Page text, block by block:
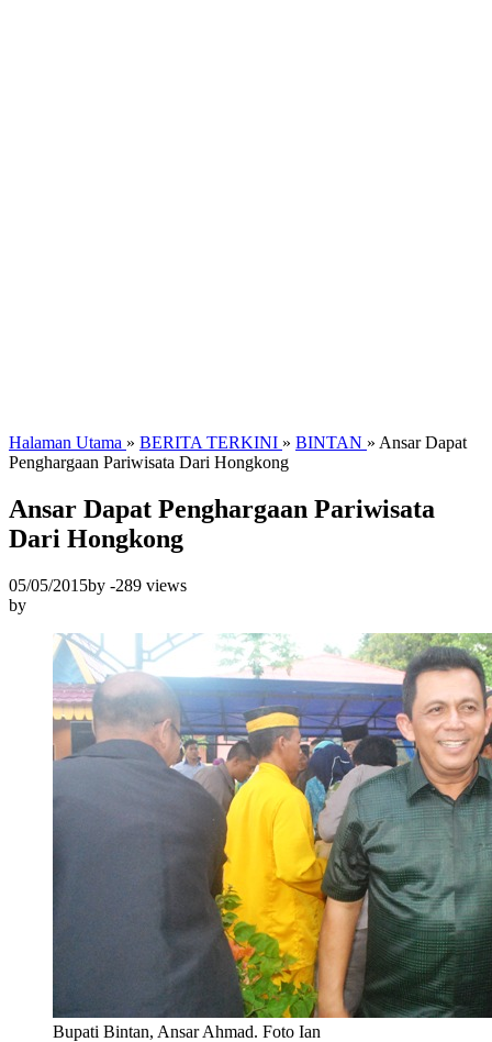
Halaman Utama » BERITA TERKINI » BINTAN » Ansar Dapat
Penghargaan Pariwisata Dari Hongkong
Ansar Dapat Penghargaan Pariwisata
Dari Hongkong
05/05/2015by -289 views
by
Bupati Bintan, Ansar Ahmad. Foto Ian